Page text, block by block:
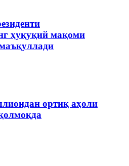
ҳуқуқий мақоми
ортиқ аҳоли